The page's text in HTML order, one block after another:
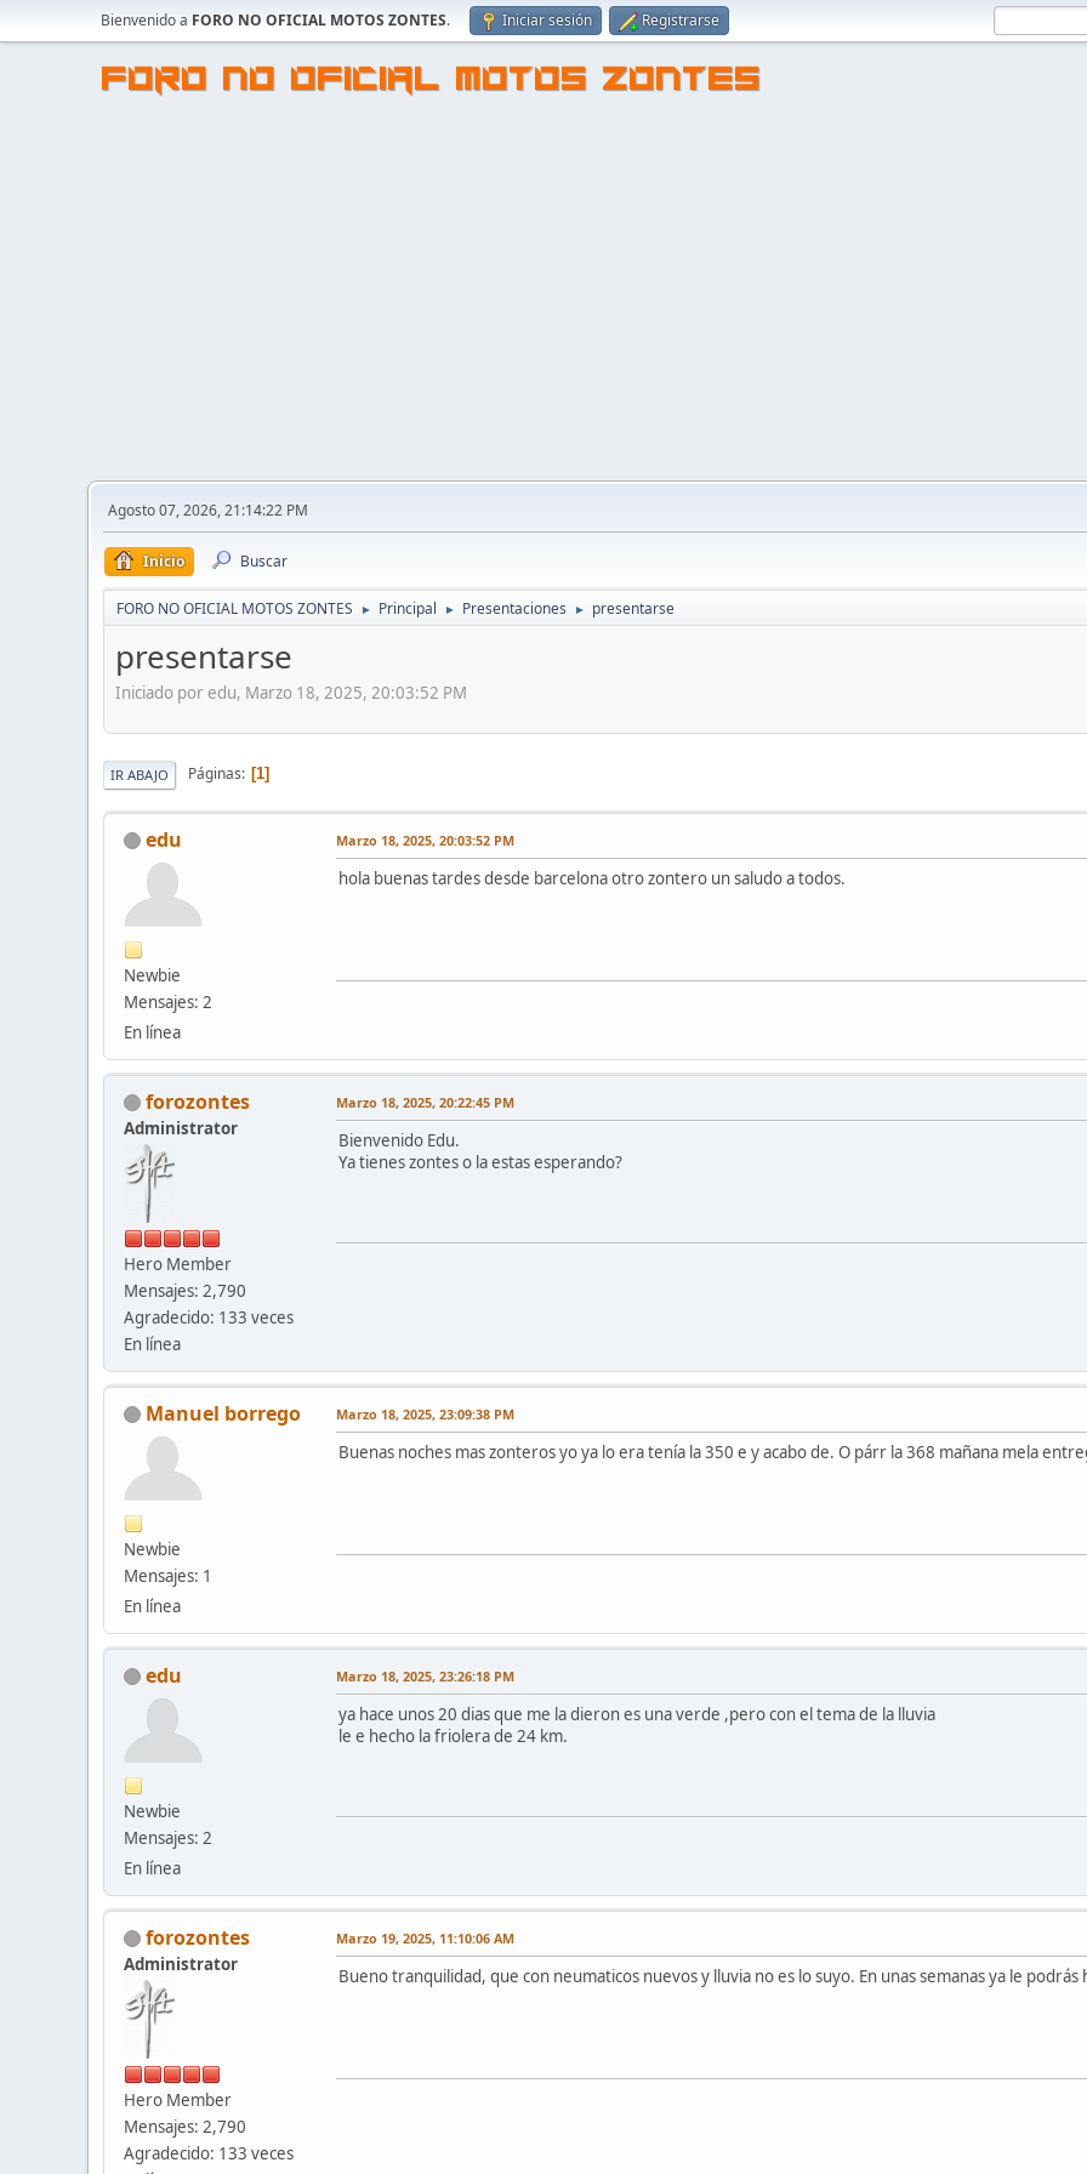
Bienvenido a FORO NO OFICIAL MOTOS ZONTES. Iniciar sesión Registrarse
FORO NO OFICIAL MOTOS ZONTES
Agosto 07, 2026, 21:14:22 PM
Inicio Buscar
FORO NO OFICIAL MOTOS ZONTES ► Principal ► Presentaciones ► presentarse
presentarse
Iniciado por edu, Marzo 18, 2025, 20:03:52 PM
IR ABAJO Páginas 1
edu
Newbie
Mensajes: 2
En línea
Marzo 18, 2025, 20:03:52 PM
hola buenas tardes desde barcelona otro zontero un saludo a todos.
forozontes
Administrator
Hero Member
Mensajes: 2,790
Agradecido: 133 veces
En línea
Marzo 18, 2025, 20:22:45 PM
Bienvenido Edu.
Ya tienes zontes o la estas esperando?
Manuel borrego
Newbie
Mensajes: 1
En línea
Marzo 18, 2025, 23:09:38 PM
Buenas noches mas zonteros yo ya lo era tenía la 350 e y acabo de. O párr la 368 mañana mela
edu
Newbie
Mensajes: 2
En línea
Marzo 18, 2025, 23:26:18 PM
ya hace unos 20 dias que me la dieron es una verde ,pero con el tema de la lluvia
le e hecho la friolera de 24 km.
forozontes
Administrator
Hero Member
Mensajes: 2,790
Agradecido: 133 veces
Marzo 19, 2025, 11:10:06 AM
Bueno tranquilidad, que con neumaticos nuevos y lluvia no es lo suyo. En unas semanas ya le podrás